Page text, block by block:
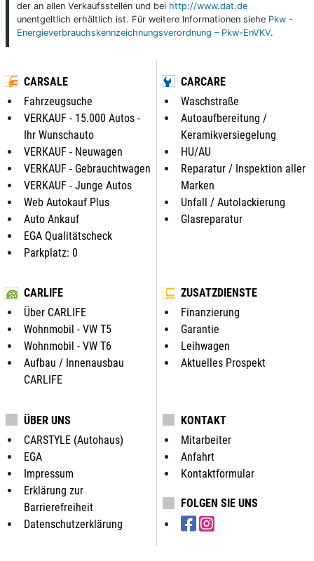
der an allen Verkaufsstellen und bei http://www.dat.de
unentgeltlich erhältlich ist. Für weitere Informationen siehe Pkw -
Energieverbrauchskennzeichnungsverordnung – Pkw-EnVKV.
CARSALE
Fahrzeugsuche
VERKAUF - 15.000 Autos -
Ihr Wunschauto
VERKAUF - Neuwagen
VERKAUF - Gebrauchtwagen
VERKAUF - Junge Autos
Web Autokauf Plus
Auto Ankauf
EGA Qualitätscheck
Parkplatz: 0
CARCARE
Waschstraße
Autoaufbereitung /
Keramikversiegelung
HU/AU
Reparatur / Inspektion aller
Marken
Unfall / Autolackierung
Glasreparatur
CARLIFE
Über CARLIFE
Wohnmobil - VW T5
Wohnmobil - VW T6
Aufbau / Innenausbau
CARLIFE
ZUSATZDIENSTE
Finanzierung
Garantie
Leihwagen
Aktuelles Prospekt
ÜBER UNS
CARSTYLE (Autohaus)
EGA
Impressum
Erklärung zur
Barrierefreiheit
Datenschutzerklärung
KONTAKT
Mitarbeiter
Anfahrt
Kontaktformular
FOLGEN SIE UNS